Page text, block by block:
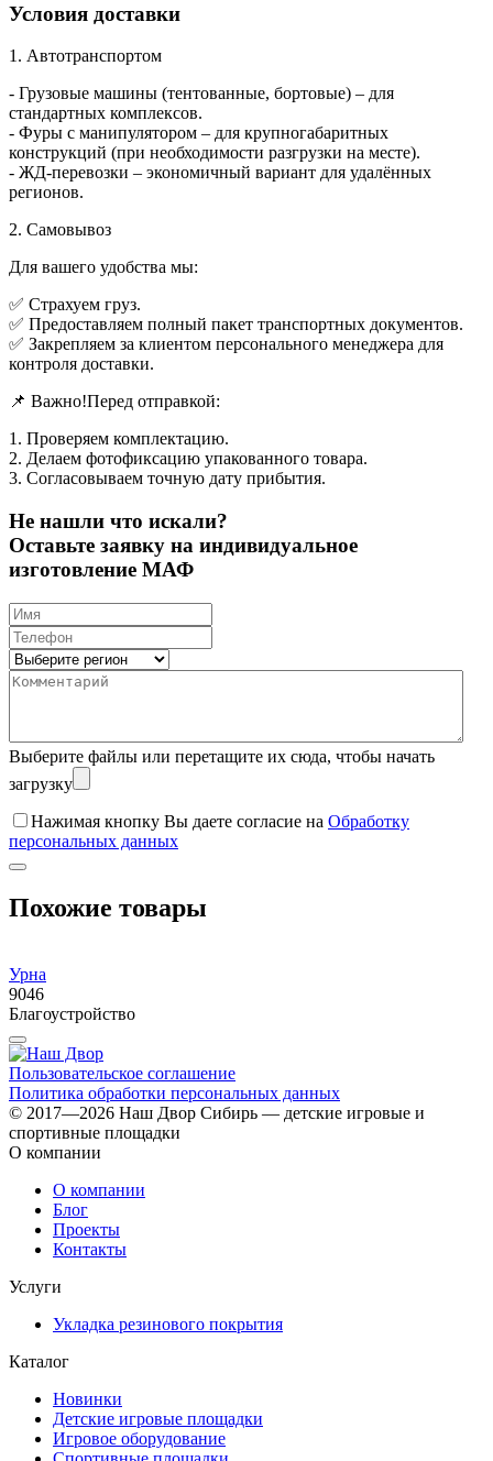
Условия доставки
1. Автотранспортом
- Грузовые машины (тентованные, бортовые) – для
стандартных комплексов.
- Фуры с манипулятором – для крупногабаритных
конструкций (при необходимости разгрузки на месте).
- ЖД-перевозки – экономичный вариант для удалённых
регионов.
2. Самовывоз
Для вашего удобства мы:
✅ Страхуем груз.
✅ Предоставляем полный пакет транспортных документов.
✅ Закрепляем за клиентом персонального менеджера для
контроля доставки.
📌 Важно!Перед отправкой:
1. Проверяем комплектацию.
2. Делаем фотофиксацию упакованного товара.
3. Согласовываем точную дату прибытия.
Не нашли что искали?
Оставьте заявку на индивидуальное
изготовление МАФ
Выберите файлы или перетащите их сюда, чтобы начать
загрузку
Нажимая кнопку Вы даете согласие на Обработку
персональных данных
Похожие товары
Урна
9046
Благоустройство
Пользовательское соглашение
Политика обработки персональных данных
© 2017—2026 Наш Двор Сибирь — детские игровые и
спортивные площадки
О компании
О компании
Блог
Проекты
Контакты
Услуги
Укладка резинового покрытия
Каталог
Новинки
Детские игровые площадки
Игровое оборудование